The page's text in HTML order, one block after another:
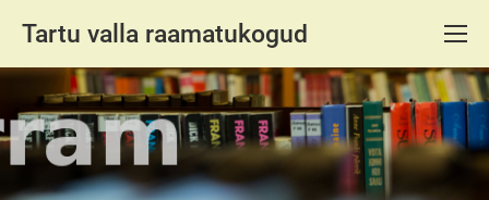
Tartu valla raamatukogud